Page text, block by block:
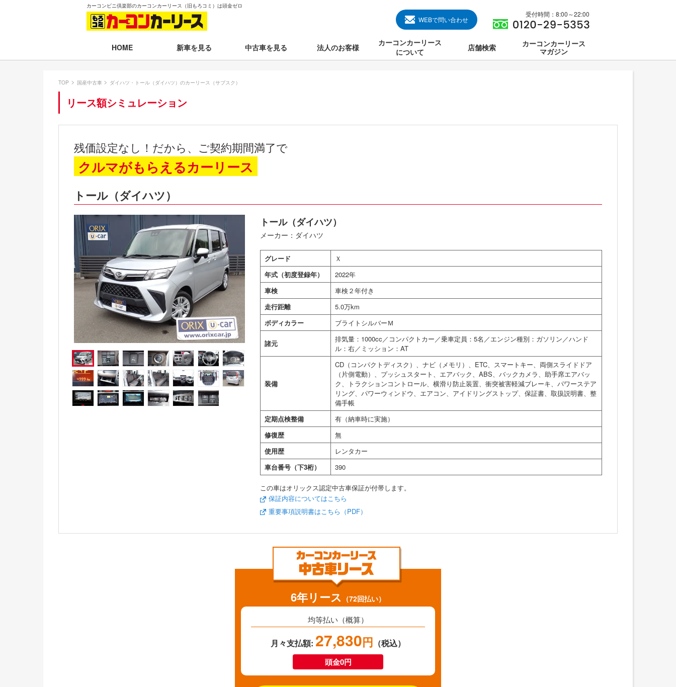
カーコンビニ倶楽部のカーコンカーリース（旧もろコミ）は頭金ゼロ
WEBで問い合わせ
受付時間：8:00～22:00
HOME 新車を見る
月々50,001円以上のクルマを見る
新車一覧から選ぶ
即納車（最短14日で納車）
残価設定プラン
電気自動車（EV）
福祉車両
ミニカー
中古車を見る 法人のお客様
カーコンカーリース
について
店舗検索
カーコンカーリース
マガジン
TOP 国産中古車 ダイハツ・トール（ダイハツ）のカーリース（サブスク）
リース額シミュレーション
残価設定なし！だから、ご契約期間満了で
クルマがもらえるカーリース
トール（ダイハツ）
トール（ダイハツ）
メーカー：ダイハツ
グレード
Ｘ
年式（初度登録年）
2022年
車検
車検２年付き
走行距離
5.0万km
ボディカラー
ブライトシルバーＭ
諸元
排気量：1000cc／コンパクトカー／乗車定員：5名／エンジン種別：ガソリン／ハンド
ル：右／ミッション：AT
装備
CD（コンパクトディスク）、ナビ（メモリ）、ETC、スマートキー、両側スライドドア
（片側電動）、プッシュスタート、エアバック、ABS、バックカメラ、助手席エアバッ
ク、トラクションコントロール、横滑り防止装置、衝突被害軽減ブレーキ、パワーステア
リング、パワーウィンドウ、エアコン、アイドリングストップ、保証書、取扱説明書、整
備手帳
定期点検整備
有（納車時に実施）
修復歴
無
使用歴
レンタカー
車台番号（下3桁）
390
この車はオリックス認定中古車保証が付帯します。
保証内容についてはこちら
重要事項説明書はこちら（PDF）
6年リース （72回払い）
均等払い（概算）
月々支払額: 27,830円 （税込）
頭金0円